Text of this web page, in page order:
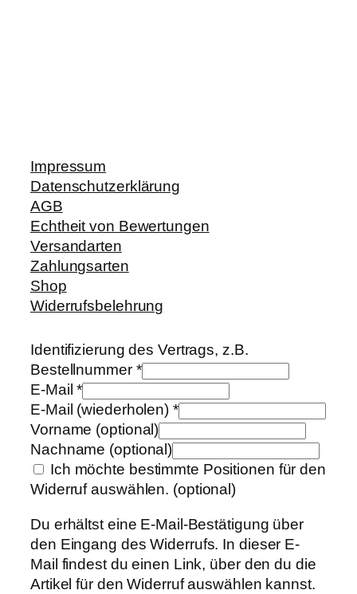
Impressum
Datenschutzerklärung
AGB
Echtheit von Bewertungen
Versandarten
Zahlungsarten
Shop
Widerrufsbelehrung
Identifizierung des Vertrags, z.B.
Bestellnummer *
E-Mail*
E-Mail (wiederholen) *
Vorname (optional)
Nachname (optional)
Ich möchte bestimmte Positionen für den
Widerruf auswählen. (optional)
Du erhältst eine E-Mail-Bestätigung über
den Eingang des Widerrufs. In dieser E-
Mail findest du einen Link, über den du die
Artikel für den Widerruf auswählen kannst.